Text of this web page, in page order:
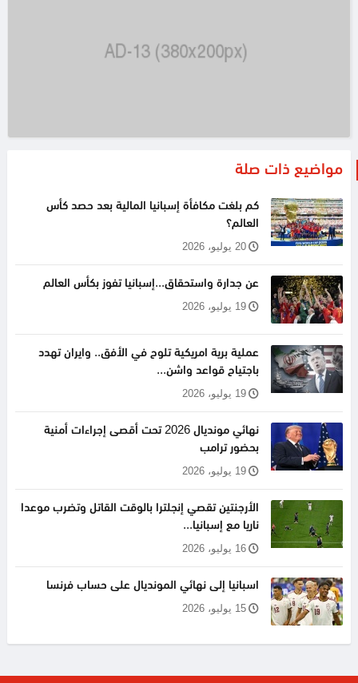
مواضيع ذات صلة
كم بلغت مكافأة إسبانيا المالية بعد حصد كأس
العالم؟
20 يوليو، 2026
عن جدارة واستحقاق...إسبانيا تفوز بكأس العالم
19 يوليو، 2026
عملية برية امريكية تلوح في الأفق.. وايران تهدد
باجتياح قواعد واشن...
19 يوليو، 2026
نهائي مونديال 2026 تحت أقصى إجراءات أمنية
بحضور ترامب
19 يوليو، 2026
الأرجنتين تقصي إنجلترا بالوقت القاتل وتضرب موعدا
ناريا مع إسبانيا...
16 يوليو، 2026
اسبانيا إلى نهائي المونديال على حساب فرنسا
15 يوليو، 2026